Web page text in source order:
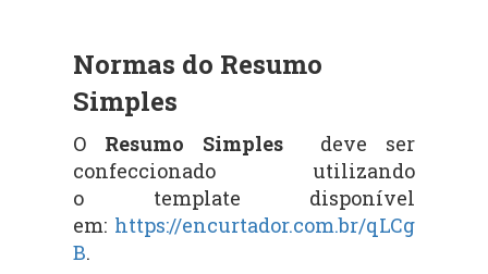
Normas do Resumo
Simples
O Resumo Simples
deve ser
confeccionado utilizando
o template
disponível
em: https://encurtador.com.br/qLCg
B.